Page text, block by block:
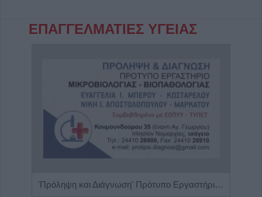
ΕΠΑΓΓΕΛΜΑΤΙΕΣ ΥΓΕΙΑΣ
'Πρόληψη και Διάγνωση' Πρότυπο Εργαστήριο Μικροβιολογίας - Βιοπαθολογίας